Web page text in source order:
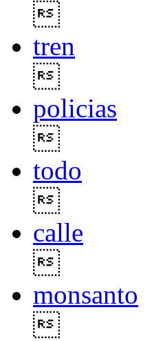
tren
policias
todo
calle
monsanto